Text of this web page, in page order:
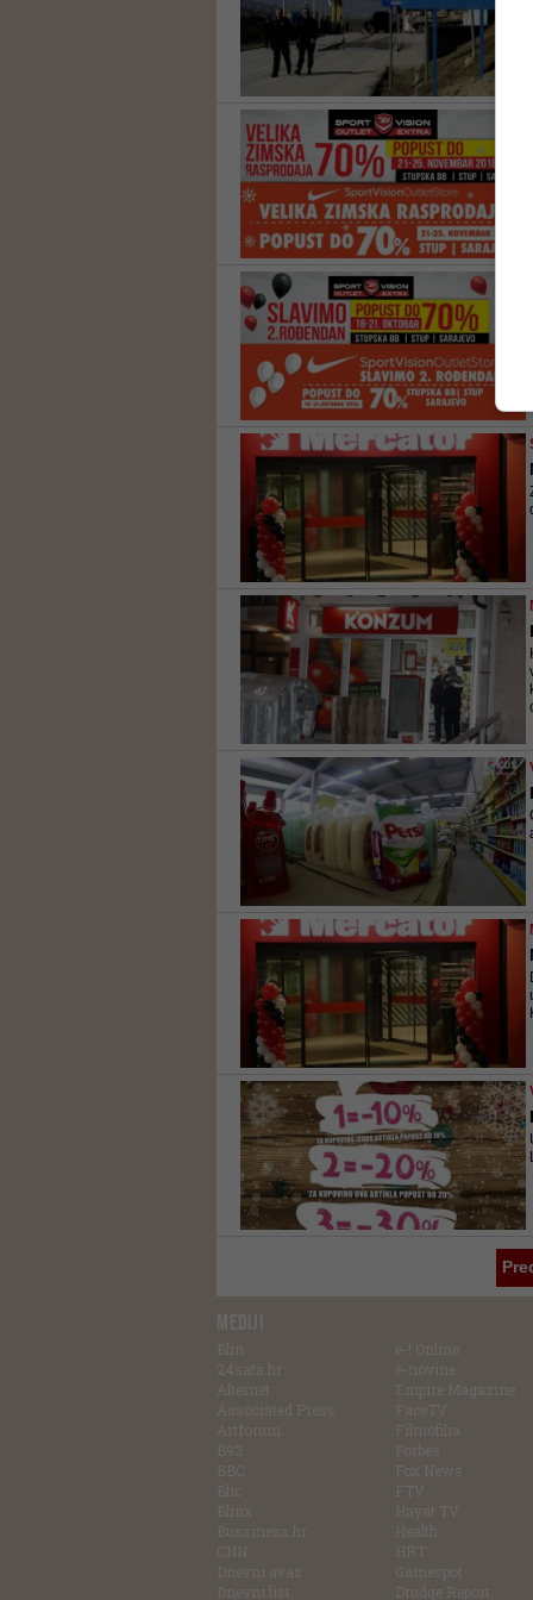
MEDIJI
Blin
24sata.hr
Alternet
Associated Press
Artforum
B92
BBC
Blic
Blinx
Bussiness.hr
CNN
Dnevni avaz
Dnevni list
e-! Online
e-novine
Empire Magazine
FaceTV
Filmofilia
Forbes
Fox News
FTV
Hayat TV
Health
HRT
Gamespot
Drudge Report